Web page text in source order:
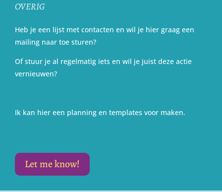
OVERIG
Heb je een lijst met contacten en wil je hier graag een
mailing naar toe sturen?
Of stuur je al regelmatig iets en wil je juist deze actie
vernieuwen?
Ik kan hier een planning en templates voor maken.
Let me know!